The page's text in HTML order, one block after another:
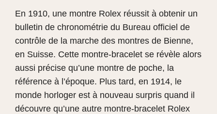
En 1910, une montre Rolex réussit à obtenir un
bulletin de chronométrie du Bureau officiel de
contrôle de la marche des montres de Bienne,
en Suisse. Cette montre-bracelet se révèle alors
aussi précise qu’une montre de poche, la
référence à l’époque. Plus tard, en 1914, le
monde horloger est à nouveau surpris quand il
découvre qu’une autre montre-bracelet Rolex